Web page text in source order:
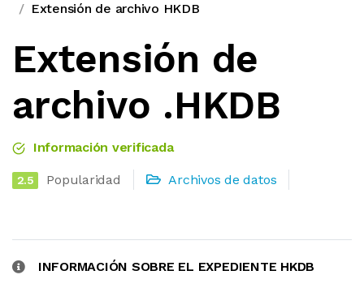
Extensión de archivo HKDB
Extensión de
archivo .HKDB
Información verificada
2.5 Popularidad Archivos de datos
INFORMACIÓN SOBRE EL EXPEDIENTE HKDB